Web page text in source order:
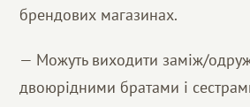
брендових магазинах.
— Можуть виходити заміж/
двоюрідними братами і